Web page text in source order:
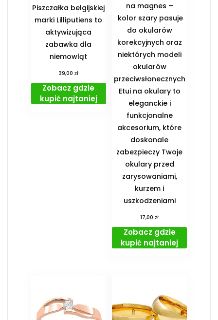
Piszczałka belgijskiej
marki Lilliputiens to
aktywizująca
zabawka dla
niemowląt
39,00zł
Zobacz gdzie
kupić najtaniej
na magnes –
kolor szary pasuje
do okularów
korekcyjnych oraz
niektórych modeli
okularów
przeciwsłonecznych
Etui na okulary to
eleganckie i
funkcjonalne
akcesorium, które
doskonale
zabezpieczy Twoje
okulary przed
zarysowaniami,
kurzem i
uszkodzeniami
17,00zł
Zobacz gdzie
kupić najtaniej